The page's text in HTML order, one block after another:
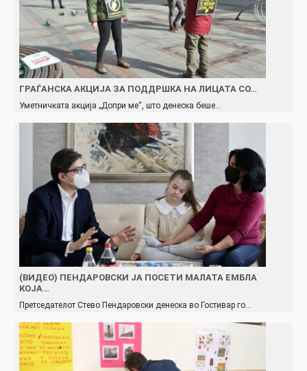
ГРАЃАНСКА АКЦИЈА ЗА ПОДДРШКА НА ЛИЦАТА СО…
Уметничката акција „Допри ме“, што денеска беше…
(ВИДЕО) ПЕНДАРОВСКИ ЈА ПОСЕТИ МАЛАТА ЕМБЛА
КОЈА…
Претседателот Стево Пендаровски денеска во Гостивар го…